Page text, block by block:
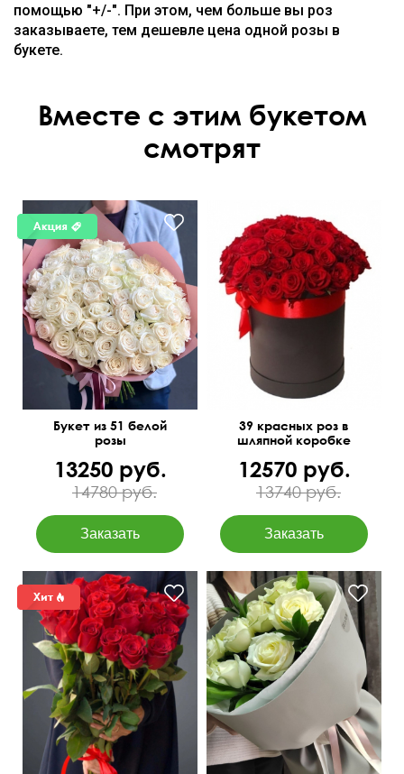
помощью "+/-". При этом, чем больше вы роз
заказываете, тем дешевле цена одной розы в
букете.
Вместе с этим букетом
смотрят
Букет из 51 белой
розы
13250 руб.
14780 руб.
39 красных роз в
шляпной коробке
12570 руб.
13740 руб.